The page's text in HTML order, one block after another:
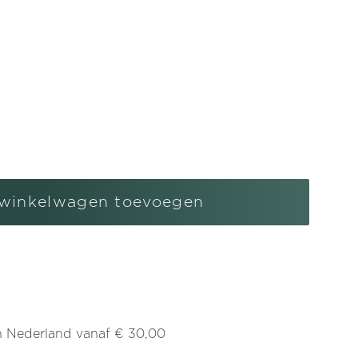
toevoegen
Nederland vanaf € 30,00